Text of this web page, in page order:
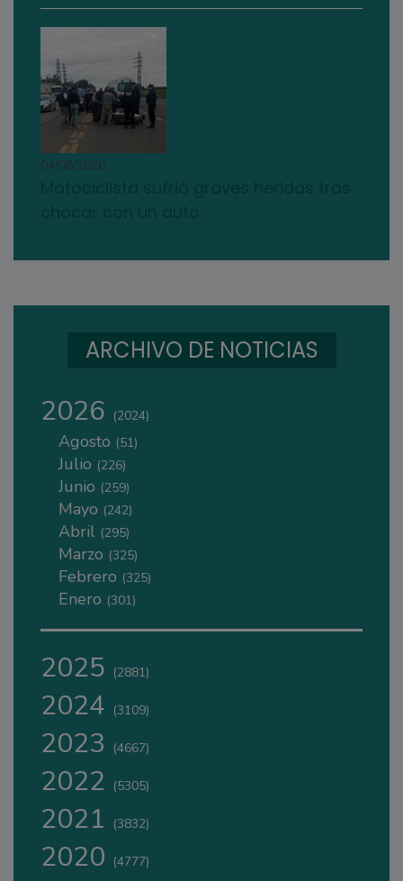
04/08/2026
ARCHIVO DE NOTICIAS
2026 (2024)
Agosto (51)
Julio (226)
Junio (259)
Mayo (242)
Abril (295)
Marzo (325)
Febrero (325)
Enero (301)
2025 (2881)
2024 (3109)
2023 (4667)
2022 (5305)
2021 (3832)
2020 (4777)